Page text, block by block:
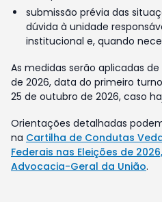
submissão prévia das
dúvida à unidade
institucional e, quando
As medidas serão aplicadas
de 2026, data do primeiro
25 de outubro de 2026, caso
Orientações detalhadas
na Cartilha de Condutas
Federais nas Eleições de
Advocacia-Geral da União.